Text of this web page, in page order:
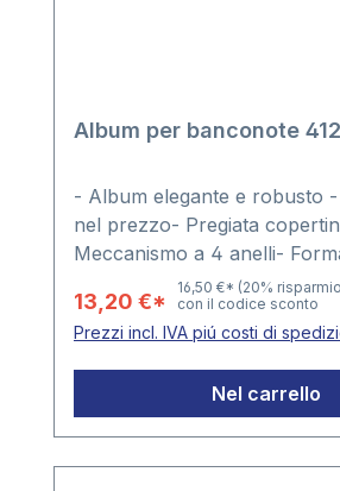
Album per banconote
- Album elegante e robusto
nel prezzo- Pregiata
Meccanismo a 4 anelli-
ca. 235 x 265 x 45 mm
13,20 €*
16,50 €* (20%
con il codice sconto
Prezzi incl. IVA piú costi di
Nel carrello